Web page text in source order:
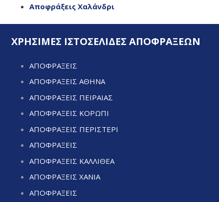
Αποφράξεις Χαλάνδρι
ΧΡΗΣΙΜΕΣ ΙΣΤΟΣΕΛΙΔΕΣ ΑΠΟΦΡΑΞΕΩΝ
ΑΠΟΦΡΑΞΕΙΣ
ΑΠΟΦΡΑΞΕΙΣ ΑΘΗΝΑ
ΑΠΟΦΡΑΞΕΙΣ ΠΕΙΡΑΙΑΣ
ΑΠΟΦΡΑΞΕΙΣ ΚΟΡΩΠΙ
ΑΠΟΦΡΑΞΕΙΣ ΠΕΡΙΣΤΕΡΙ
ΑΠΟΦΡΑΞΕΙΣ
ΑΠΟΦΡΑΞΕΙΣ ΚΑΛΛΙΘΕΑ
ΑΠΟΦΡΑΞΕΙΣ ΧΑΝΙΑ
ΑΠΟΦΡΑΞΕΙΣ